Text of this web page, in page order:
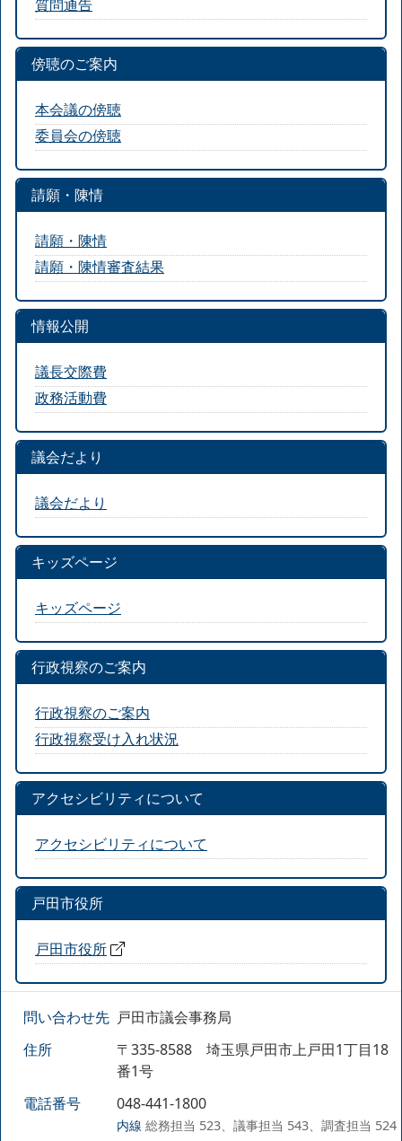
質問通告
傍聴のご案内
本会議の傍聴
委員会の傍聴
請願・陳情
請願・陳情
請願・陳情審査結果
情報公開
議長交際費
政務活動費
議会だより
議会だより
キッズページ
キッズページ
行政視察のご案内
行政視察のご案内
行政視察受け入れ状況
アクセシビリティについて
アクセシビリティについて
戸田市役所
戸田市役所
問い合わせ先 戸田市議会事務局
住所
〒335-8588 埼玉県戸田市上戸田1丁目18
番1号
電話番号
048-441-1800
内線 総務担当 523、議事担当 543、調査担当 524